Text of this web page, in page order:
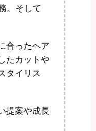
。そして
合ったヘア
たカットや
タイリス
提案や成長